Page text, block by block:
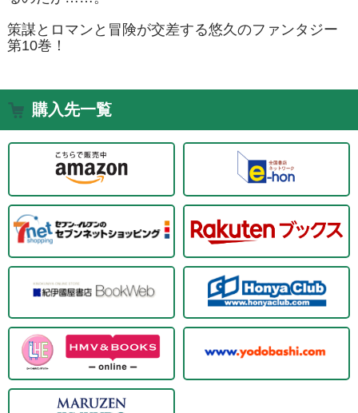
策謀とロマンと冒険が交差する悠久のファンタジー
第10巻！
購入先一覧